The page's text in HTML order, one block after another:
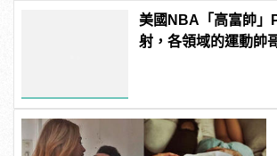
美國NBA「高富帥」
射，各領域的運動帥